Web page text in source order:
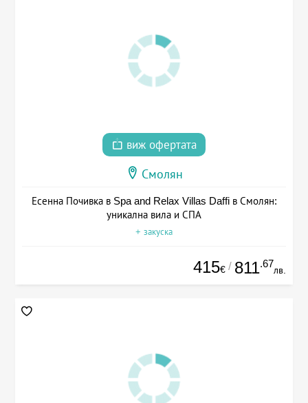
виж офертата
Смолян
Есенна Почивка в Spa and Relax Villas Daffi в Смолян:
уникална вила и СПА
+ закуска
415€ / 811.67
лв.